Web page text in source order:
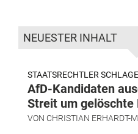
NEUESTER INHALT
STAATSRECHTLER
AfD-Kandidaten
Streit um
VON CHRISTIAN ERHARDT-